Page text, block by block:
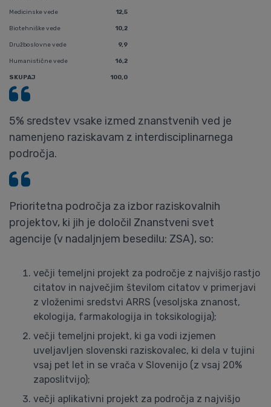
Medicinske vede 12,5
Biotehniške vede 10,2
Družboslovne vede 9,9
Humanistične vede 16,2
SKUPAJ 100,0
5% sredstev vsake izmed znanstvenih ved je
namenjeno raziskavam z interdisciplinarnega
področja.
Prioritetna področja za izbor raziskovalnih
projektov, ki jih je določil Znanstveni svet
agencije (v nadaljnjem besedilu: ZSA), so:
večji temeljni projekt za področje z najvišjo rastjo
citatov in največjim številom citatov v primerjavi
z vloženimi sredstvi ARRS (vesoljska znanost,
ekologija, farmakologija in toksikologija);
večji temeljni projekt, ki ga vodi izjemen
uveljavljen slovenski raziskovalec, ki dela v tujini
vsaj pet let in se vrača v Slovenijo (z vsaj 20%
zaposlitvijo);
večji aplikativni projekt za področja z najvišjo